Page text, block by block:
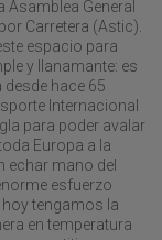
Asamblea General
Carretera (Astic).
espacio para
y llanamante: es
hace 65
Internacional
para poder avalar
Europa a la
echar mano del
esfuerzo
tengamos la
en temperatura